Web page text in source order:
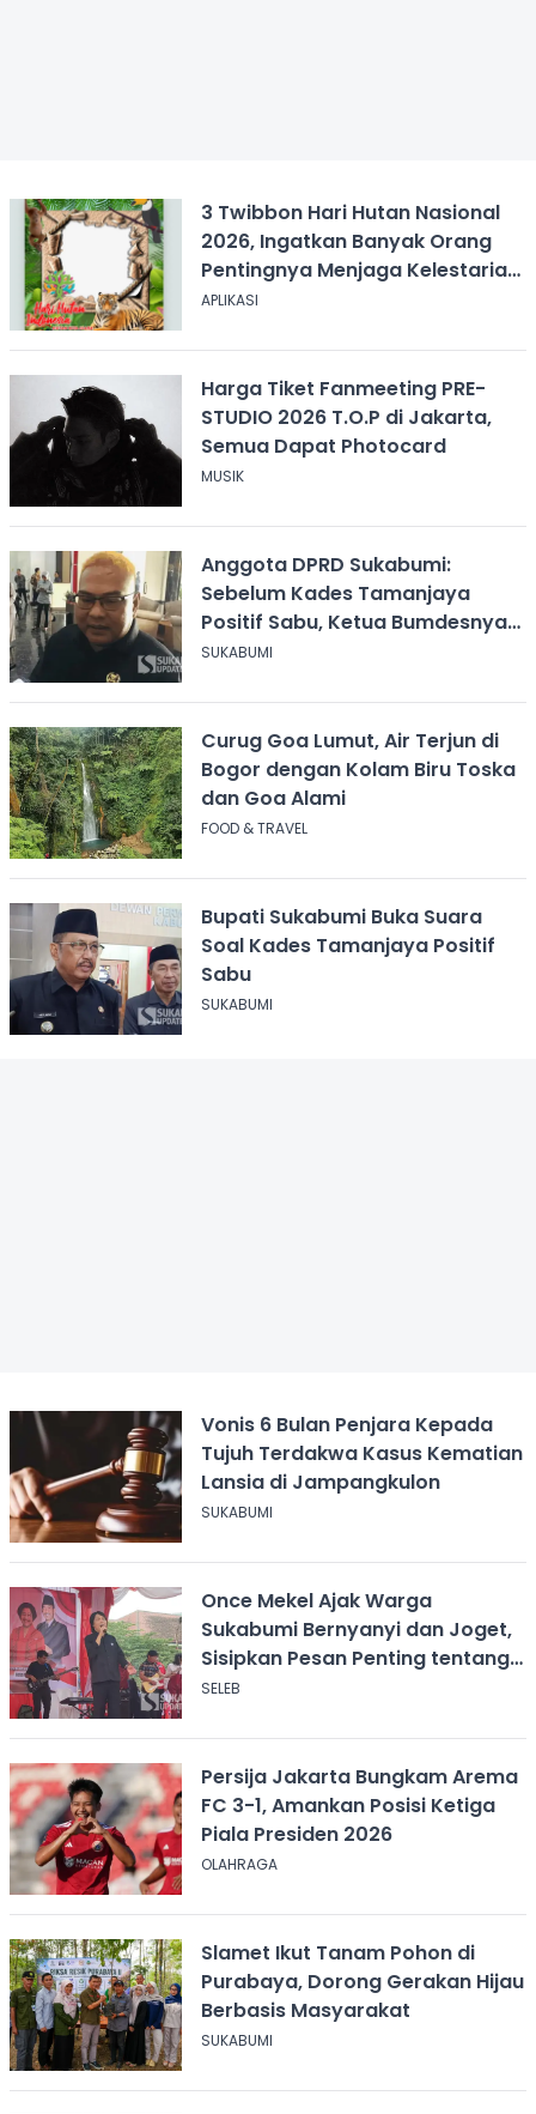
3 Twibbon Hari Hutan Nasional
2026, Ingatkan Banyak Orang
Pentingnya Menjaga Kelestarian
Hutan
APLIKASI
Harga Tiket Fanmeeting PRE-
STUDIO 2026 T.O.P di Jakarta,
Semua Dapat Photocard
MUSIK
Anggota DPRD Sukabumi:
Sebelum Kades Tamanjaya
Positif Sabu, Ketua Bumdesnya
Juga Terjerat Dugaan Narkoba
SUKABUMI
Curug Goa Lumut, Air Terjun di
Bogor dengan Kolam Biru Toska
dan Goa Alami
FOOD & TRAVEL
Bupati Sukabumi Buka Suara
Soal Kades Tamanjaya Positif
Sabu
SUKABUMI
Vonis 6 Bulan Penjara Kepada
Tujuh Terdakwa Kasus Kematian
Lansia di Jampangkulon
SUKABUMI
Once Mekel Ajak Warga
Sukabumi Bernyanyi dan Joget,
Sisipkan Pesan Penting tentang
ASI
SELEB
Persija Jakarta Bungkam Arema
FC 3-1, Amankan Posisi Ketiga
Piala Presiden 2026
OLAHRAGA
Slamet Ikut Tanam Pohon di
Purabaya, Dorong Gerakan Hijau
Berbasis Masyarakat
SUKABUMI